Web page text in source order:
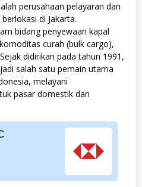
perusahaan pelayaran dan
di Jakarta.
bidang penyewaan kapal
curah (bulk cargo),
didirikan pada tahun 1991,
salah satu pemain utama
melayani
pasar domestik dan